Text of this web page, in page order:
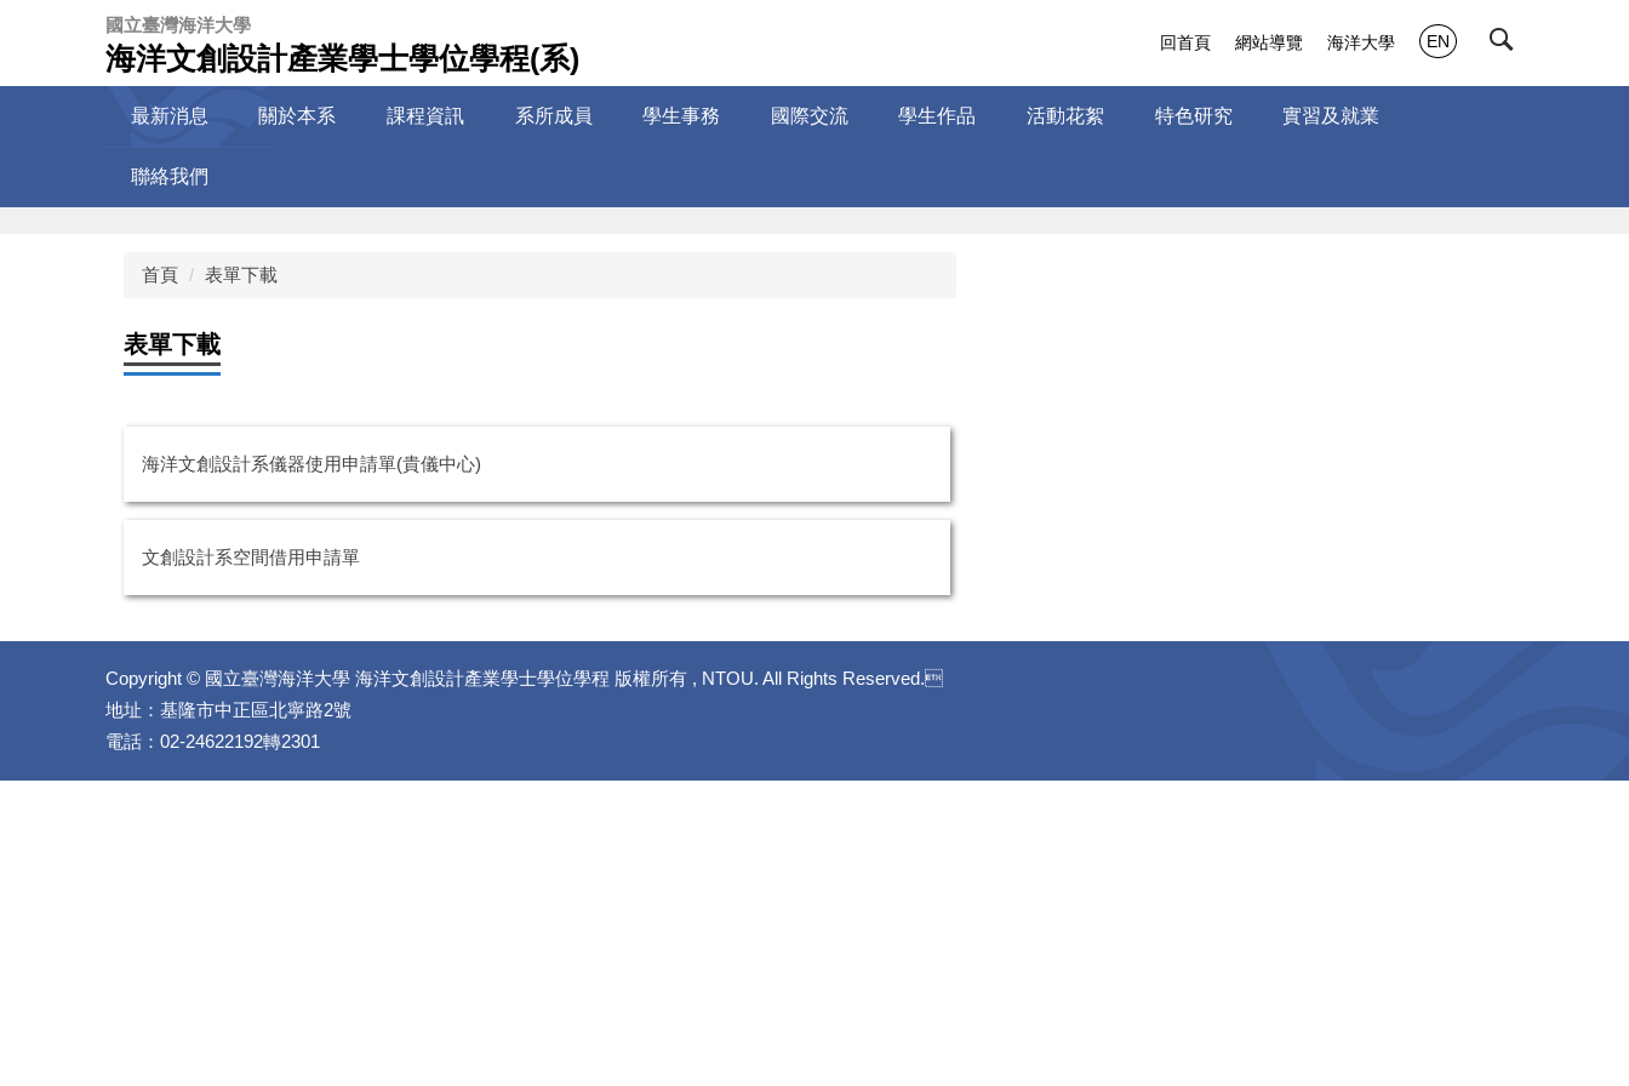
國立臺灣海洋大學
海洋文創設計產業學士學位學程(系)
最新消息 關於本系 課程資訊 系所成員 學生事務 國際交流 學生作品 活動花絮 特色研究 實習及就業
聯絡我們
回首頁 網站導覽 海洋大學 EN
首頁 表單下載
表單下載
海洋文創設計系儀器使用申請單(貴儀中心)
文創設計系空間借用申請單
Copyright © 國立臺灣海洋大學 海洋文創設計產業學士學位學程 版權所有 , NTOU. All Rights Reserved.
地址：基隆市中正區北寧路2號
電話：02-24622192轉2301